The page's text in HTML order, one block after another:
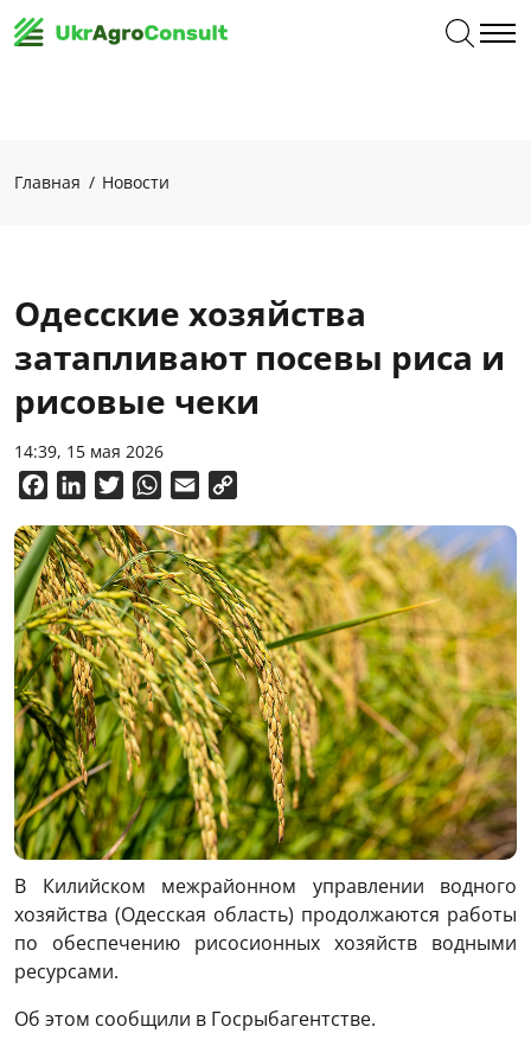
Главная Новости
Одесские хозяйства
затапливают посевы риса и
рисовые чеки
14:39, 15 мая 2026
FacebookLinkedInTwitterWhatsApp
Email
В Килийском межрайонном управлении водного
хозяйства (Одесская область) продолжаются работы
по обеспечению рисосионных хозяйств водными
ресурсами.
Об этом сообщили в Госрыбагентстве.